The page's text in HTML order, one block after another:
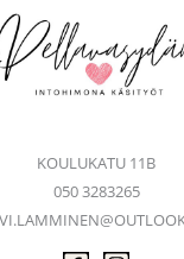
KOULUKATU 11B
050 3283265